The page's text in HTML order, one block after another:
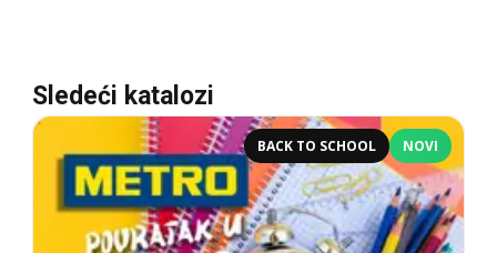
Sledeći katalozi
BACK TO SCHOOL NOVI